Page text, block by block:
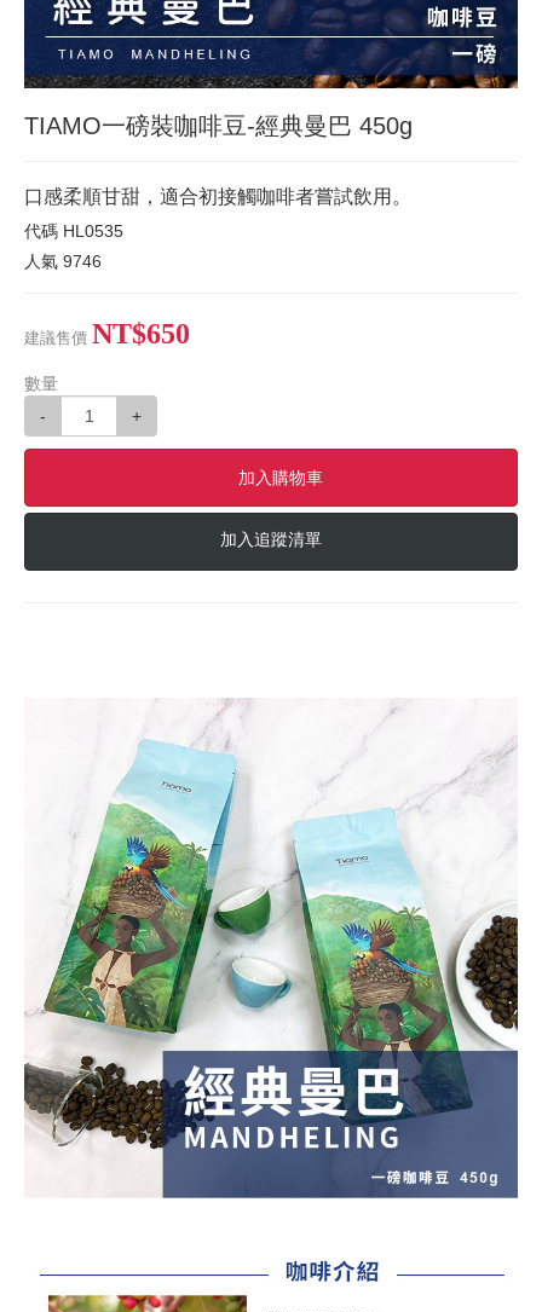
TIAMO一磅裝咖啡豆-經典曼巴 450g
口感柔順甘甜，適合初接觸咖啡者嘗試飲用。
代碼 HL0535
人氣 9746
建議售價 NT$650
數量
-
+
加入購物車
加入追蹤清單